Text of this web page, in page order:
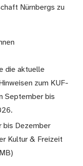
Nürnbergs zu
die aktuelle
zum KUF-
September bis
bis Dezember
Kultur & Freizeit